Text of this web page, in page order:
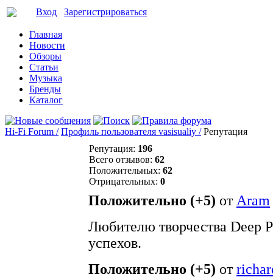
Вход Зарегистрироваться
Главная
Новости
Обзоры
Статьи
Музыка
Бренды
Каталог
Hi-Fi Forum / Профиль пользователя vasisualiy / Репутация
Репутация: 196
Всего отзывов: 62
Положительных: 62
Отрицательных: 0
Положительно (+5) от Aram
Любителю творчества Deep
успехов.
Положительно (+5) от